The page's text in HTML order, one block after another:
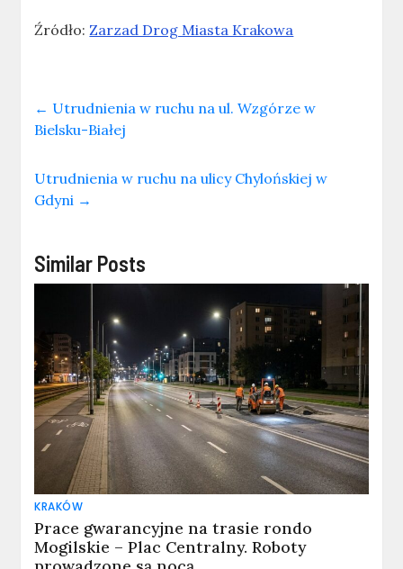
Źródło:Zarzad Drog Miasta Krakowa
← Utrudnienia w ruchu na ul. Wzgórze w
Bielsku-Białej
Utrudnienia w ruchu na ulicy Chylońskiej w
Gdyni →
Similar Posts
KRAKÓW
Prace gwarancyjne na trasie rondo
Mogilskie – Plac Centralny. Roboty